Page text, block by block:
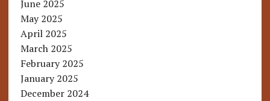
June 2025
May 2025
April 2025
March 2025
February 2025
January 2025
December 2024